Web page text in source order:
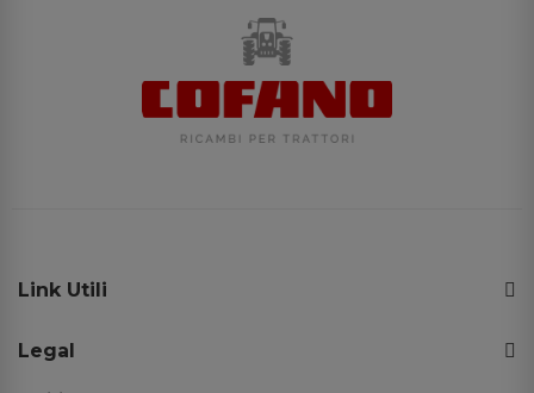
Link Utili
Legal